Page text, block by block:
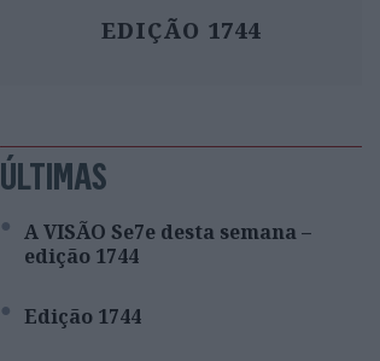
EDIÇÃO 1744
ÚLTIMAS
A VISÃO Se7e desta semana –
edição 1744
Edição 1744